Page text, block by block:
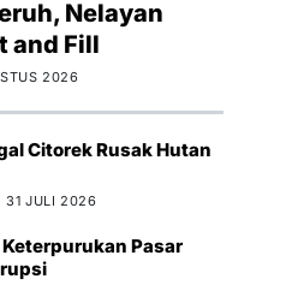
Nelayan
and Fill
2026
Citorek Rusak Hutan
31 JULI 2026
Pasar